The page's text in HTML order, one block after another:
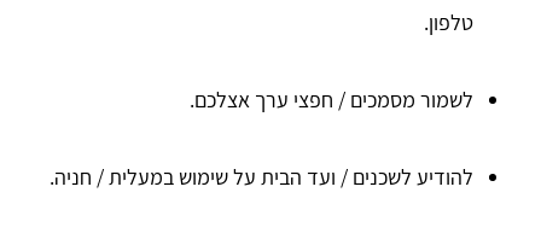
טלפון.
לשמור מסמכים / חפצי ערך אצלכם.
להודיע לשכנים / ועד הבית על שימוש במעלית / חניה.